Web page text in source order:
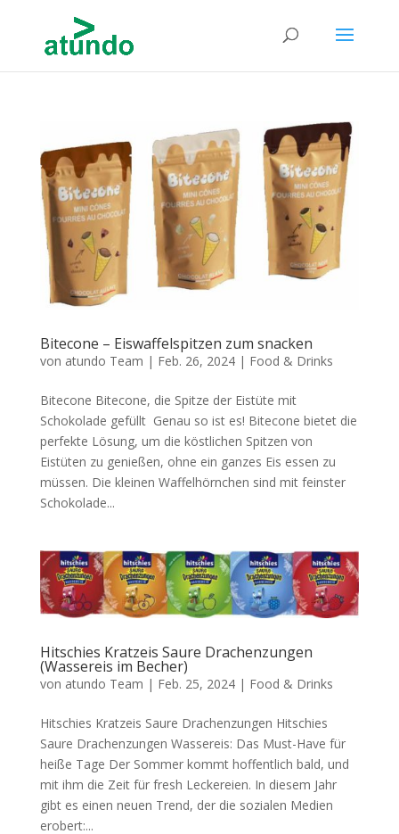
Bitecone – Eiswaffelspitzen zum snacken
von atundo Team | Feb. 26, 2024| Food & Drinks
Bitecone Bitecone, die Spitze der Eistüte mit
Schokolade gefüllt Genau so ist es! Bitecone bietet die
perfekte Lösung, um die köstlichen Spitzen von
Eistüten zu genießen, ohne ein ganzes Eis essen zu
müssen. Die kleinen Waffelhörnchen sind mit feinster
Schokolade...
Hitschies Kratzeis Saure Drachenzungen
(Wassereis im Becher)
von atundo Team | Feb. 25, 2024| Food & Drinks
Hitschies Kratzeis Saure Drachenzungen Hitschies
Saure Drachenzungen Wassereis: Das Must-Have für
heiße Tage Der Sommer kommt hoffentlich bald, und
mit ihm die Zeit für fresh Leckereien. In diesem Jahr
gibt es einen neuen Trend, der die sozialen Medien
erobert:...